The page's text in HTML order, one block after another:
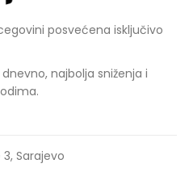
posvećena isključivo
najbolja sniženja i
Sarajevo